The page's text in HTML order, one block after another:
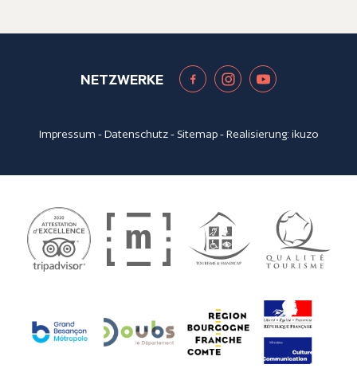
NETZWERKE
Impressum -Datenschutz- Sitemap- Realisierung:ikuzo